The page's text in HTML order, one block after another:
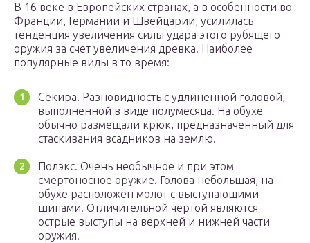
В 16 веке в Европейских странах, а в особенности во
Франции, Германии и Швейцарии, усилилась
тенденция увеличения силы удара этого рубящего
оружия за счет увеличения древка. Наиболее
популярные виды в то время:
Секира. Разновидность с удлиненной головой,
выполненной в виде полумесяца. На обухе
обычно размещали крюк, предназначенный для
стаскивания всадников на землю.
Полэкс. Очень необычное и при этом
смертоносное оружие. Голова небольшая, на
обухе расположен молот с выступающими
шипами. Отличительной чертой являются
острые выступы на верхней и нижней части
оружия.